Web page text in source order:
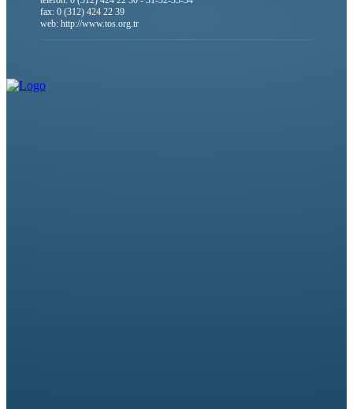
fax: 0 (312) 424 22 39
web: http://www.tos.org.tr